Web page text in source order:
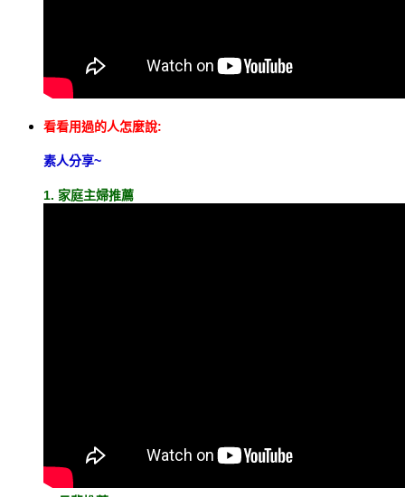
看看用過的人怎麼說:
素人分享~
1. 家庭主婦推薦